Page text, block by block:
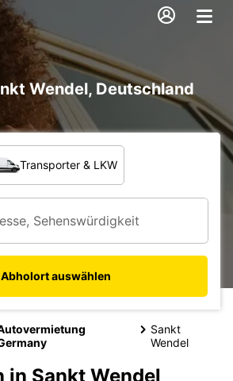
Wendel, Deutschland
Transporter & LKW
Abholort auswählen
Sankt
Wendel
in Sankt Wendel